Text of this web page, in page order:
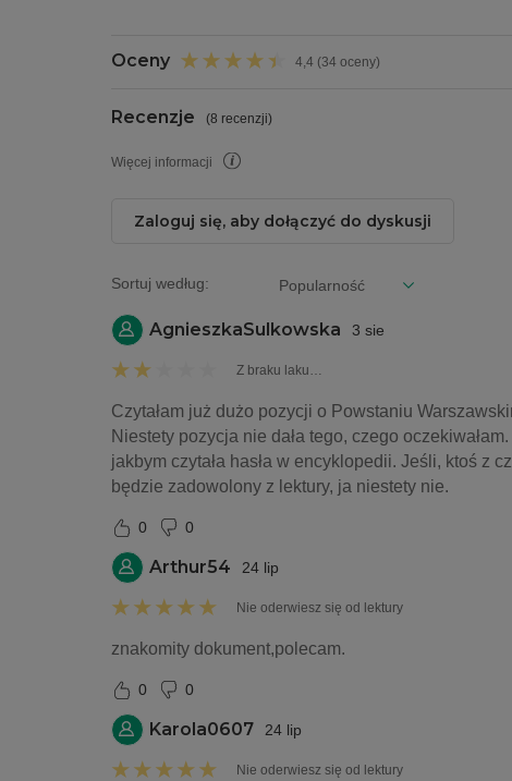
Oceny 4,4 (34 oceny)
Recenzje (8 recenzji)
Więcej informacji
Zaloguj się, aby dołączyć do dyskusji
Sortuj według:
AgnieszkaSulkowska 3 sie
Z braku laku…
Czytałam już dużo pozycji o Powstaniu
Niestety pozycja nie dała tego, czego
jakbym czytała hasła w encyklopedii. Jeśli, ktoś z
będzie zadowolony z lektury, ja niestety nie.
0 0
Arthur54 24 lip
Nie oderwiesz się od lektury
znakomity dokument,polecam.
0 0
Karola0607 24 lip
Nie oderwiesz się od lektury